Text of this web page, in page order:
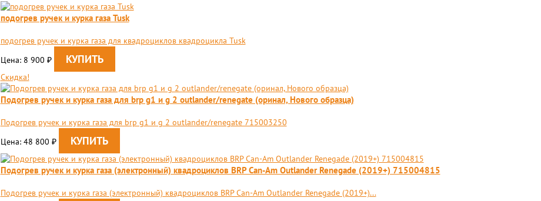
подогрев ручек и курка газа Tusk
подогрев ручек и курка газа для квадроциклов квадроцикла Tusk
Цена: 8 900 ₽
Скидка!
Подогрев ручек и курка газа для brp g1 и g 2 outlander/renegate (оринал, Нового образца)
Подогрев ручек и курка газа для brp g1 и g 2 outlander/renegate 715003250
Цена: 48 800 ₽
Подогрев ручек и курка газа (электронный) квадроциклов BRP Can-Am Outlander Renegade (2019+) 715004815
Подогрев ручек и курка газа (электронный) квадроциклов BRP Can-Am Outlander Renegade (2019+)...